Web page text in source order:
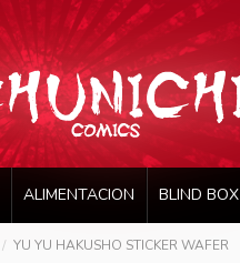
ALIMENTACION BLIND BOX
YU YU HAKUSHO STICKER WAFER